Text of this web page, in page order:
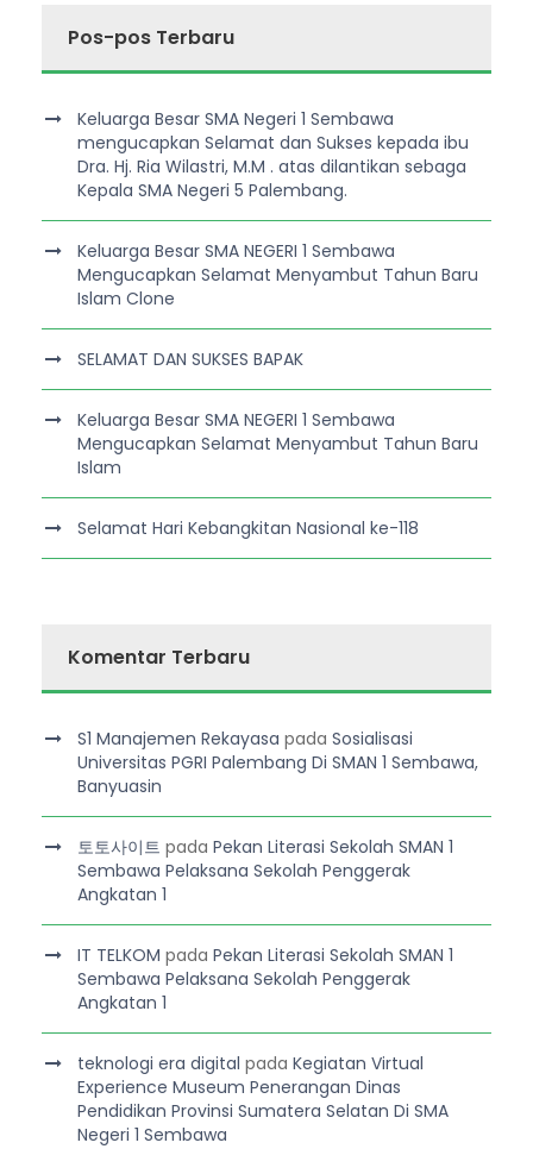
Pos-pos Terbaru
Keluarga Besar SMA Negeri 1 Sembawa
mengucapkan Selamat dan Sukses kepada ibu
Dra. Hj. Ria Wilastri, M.M . atas dilantikan sebaga
Kepala SMA Negeri 5 Palembang.
Keluarga Besar SMA NEGERI 1 Sembawa
Mengucapkan Selamat Menyambut Tahun Baru
Islam Clone
SELAMAT DAN SUKSES BAPAK
Keluarga Besar SMA NEGERI 1 Sembawa
Mengucapkan Selamat Menyambut Tahun Baru
Islam
Selamat Hari Kebangkitan Nasional ke-118
Komentar Terbaru
S1 Manajemen Rekayasa pada Sosialisasi
Universitas PGRI Palembang Di SMAN 1 Sembawa,
Banyuasin
토토사이트 pada Pekan Literasi Sekolah SMAN 1
Sembawa Pelaksana Sekolah Penggerak
Angkatan 1
IT TELKOM pada Pekan Literasi Sekolah SMAN 1
Sembawa Pelaksana Sekolah Penggerak
Angkatan 1
teknologi era digital pada Kegiatan Virtual
Experience Museum Penerangan Dinas
Pendidikan Provinsi Sumatera Selatan Di SMA
Negeri 1 Sembawa